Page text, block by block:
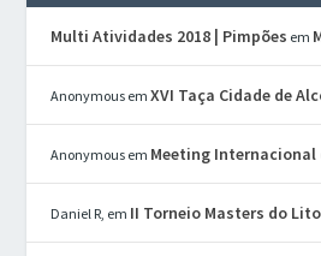
Multi Atividades 2018 | Pimpões em
Anonymous emXVI Taça Cidade de
Anonymous em Meeting Internacional
Daniel R, em II Torneio Masters do